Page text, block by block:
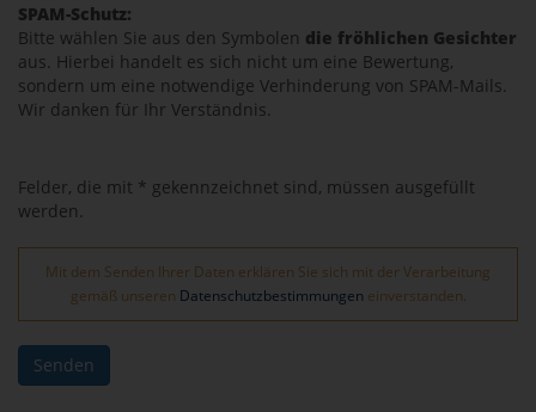
SPAM-Schutz:
Bitte wählen Sie aus den Symbolen die fröhlichen Gesichter
aus. Hierbei handelt es sich nicht um eine Bewertung,
sondern um eine notwendige Verhinderung von SPAM-Mails.
Wir danken für Ihr Verständnis.
Felder, die mit * gekennzeichnet sind, müssen ausgefüllt
werden.
Mit dem Senden Ihrer Daten erklären Sie sich mit der Verarbeitung
gemäß unseren Datenschutzbestimmungen einverstanden.
Senden